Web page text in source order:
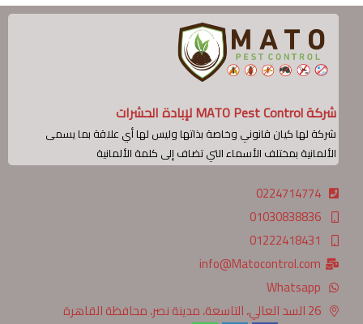
شركة MATO Pest Control لإبادة الحشرات
شركة لها كيان قانوني وخاصة بذاتها وليس لها أي علاقة بما يسمى
الألمانية بمختلف الأسماء التي تضاف إلى كلمة الألمانية
0224714774
01030838836
01222418431
info@Matocontrol.com
Whatsapp
26 السد العالي، التاسعة، مدينة نصر، محافظة القاهرة‬